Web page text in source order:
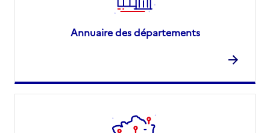
Annuaire des départements